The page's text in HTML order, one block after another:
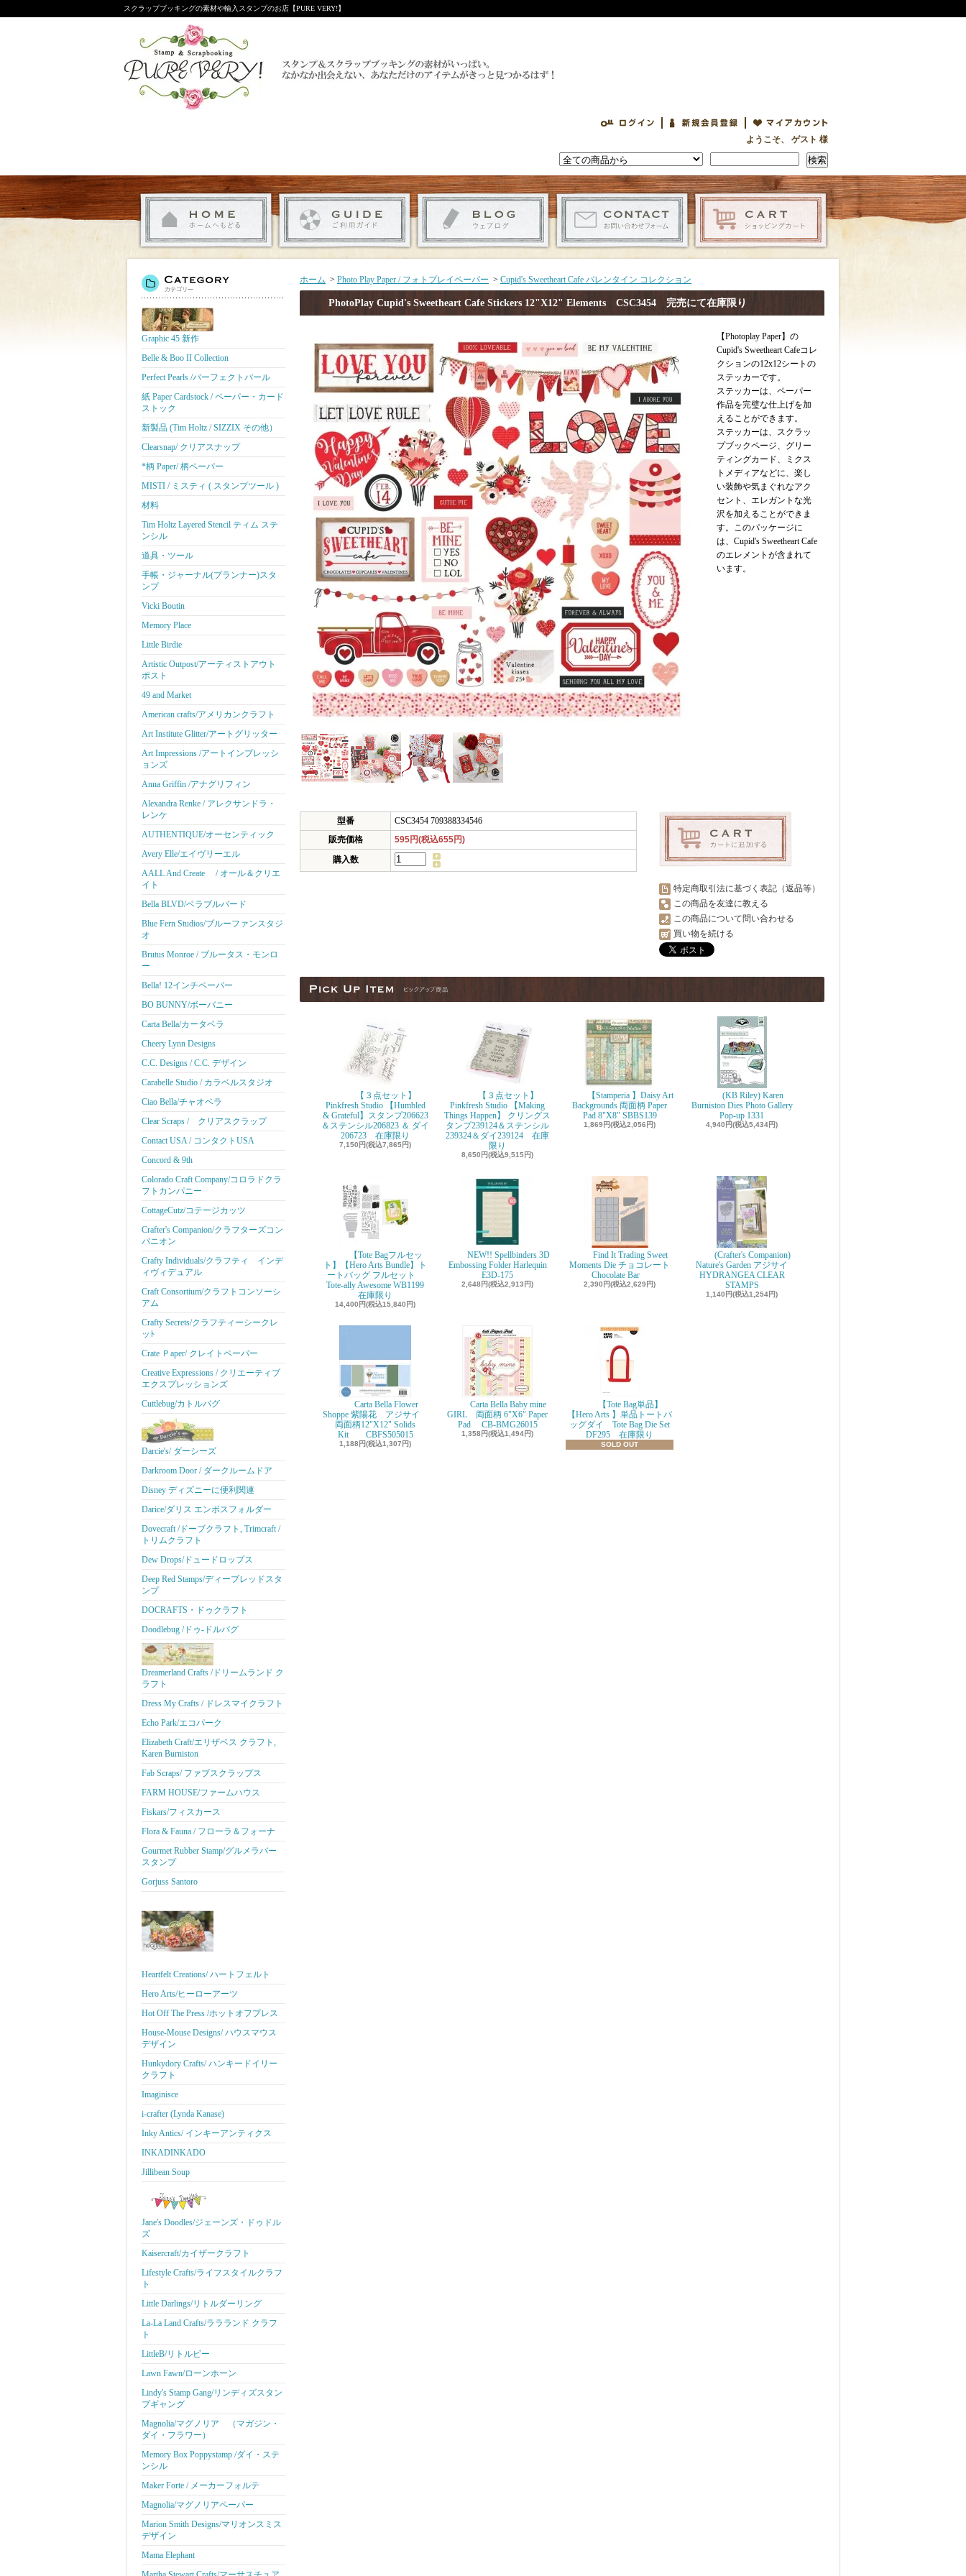
スクラップブッキングの素材や輸入スタンプのお店【PURE VERY!】
ようこそ、 ゲスト 様
検索
Graphic 45 新作
Belle & Boo II Collection
Perfect Pearls /パーフェクトパール
紙 Paper Cardstock / ペーパー・カード
ストック
新製品 (Tim Holtz / SIZZIX その他）
Clearsnap/ クリアスナップ
*柄 Paper/ 柄ペーパー
MISTI / ミスティ ( スタンプツール )
材料
Tim Holtz Layered Stencil ティム ステ
ンシル
道具・ツール
手帳・ジャーナル(プランナー)スタ
ンプ
Vicki Boutin
Memory Place
Little Birdie
Artistic Outpost/アーティストアウト
ポスト
49 and Market
American crafts/アメリカンクラフト
Art Institute Glitter/アートグリッター
Art Impressions /アートインプレッシ
ョンズ
Anna Griffin /アナグリフィン
Alexandra Renke / アレクサンドラ・
レンケ
AUTHENTIQUE/オーセンティック
Avery Elle/エイヴリーエル
AALL And Create / オール＆クリエ
イト
Bella BLVD/ベラブルバード
Blue Fern Studios/ブルーファンスタジ
オ
Brutus Monroe / ブルータス・モンロ
ー
Bella! 12インチペーパー
BO BUNNY/ボーバニー
Carta Bella/カータベラ
Cheery Lynn Designs
C.C. Designs / C.C. デザイン
Carabelle Studio / カラベルスタジオ
Ciao Bella/チャオベラ
Clear Scraps / クリアスクラップ
Contact USA / コンタクトUSA
Concord & 9th
Colorado Craft Company/コロラドクラ
フトカンパニー
CottageCutz/コテージカッツ
Crafter's Companion/クラフターズコン
パニオン
Crafty Individuals/クラフティ インデ
ィヴィデュアル
Craft Consortium/クラフトコンソーシ
アム
Crafty Secrets/クラフティーシークレ
ッﾄ
Crate Ｐaper/ クレイトペーパー
Creative Expressions / クリエーティブ
エクスプレッションズ
Cuttlebug/カトルバグ
Darcie's/ ダーシーズ
Darkroom Door / ダークルームドア
Disney ディズニーに便利関連
Darice/ダリス エンボスフォルダー
Dovecraft /ドーブクラフト, Trimcraft /
トリムクラフト
Dew Drops/ドュードロップス
Deep Red Stamps/ディープレッドスタ
ンプ
DOCRAFTS・ドゥクラフト
Doodlebug /ドゥ-ドルバグ
Dreamerland Crafts /ドリームランド ク
ラフト
Dress My Crafts / ドレスマイクラフト
Echo Park/エコパーク
Elizabeth Craft/エリザベス クラフト,
Karen Burniston
Fab Scraps/ ファブスクラップス
FARM HOUSE/ファームハウス
Fiskars/フィスカース
Flora & Fauna / フローラ＆フォーナ
Gourmet Rubber Stamp/グルメラバー
スタンプ
Gorjuss Santoro
Heartfelt Creations/ ハートフェルト
Hero Arts/ヒーローアーツ
Hot Off The Press /ホットオフプレス
House-Mouse Designs/ ハウスマウス
デザイン
Hunkydory Crafts/ ハンキードイリー
クラフト
Imaginisce
i-crafter (Lynda Kanase)
Inky Antics/ インキーアンティクス
INKADINKADO
Jillibean Soup
Jane's Doodles/ジェーンズ・ドゥドル
ズ
Kaisercraft/カイザークラフト
Lifestyle Crafts/ライフスタイルクラフ
ト
Little Darlings/リトルダーリング
La-La Land Crafts/ララランド クラフ
ト
LittleB/リトルビー
Lawn Fawn/ローンホーン
Lindy's Stamp Gang/リンディズスタン
プギャング
Magnolia/マグノリア （マガジン・
ダイ・フラワー）
Memory Box Poppystamp /ダイ・ステ
ンシル
Maker Forte / メーカーフォルテ
Magnolia/マグノリアペーパー
Marion Smith Designs/マリオンスミス
デザイン
Mama Elephant
ホーム > Photo Play Paper / フォトプレイペーパー > Cupid's Sweetheart Cafe バレンタイン コレクション
PhotoPlay Cupid's Sweetheart Cafe Stickers 12"X12" Elements CSC3454 完売にて在庫限り
【Photoplay Paper】の
Cupid's Sweetheart Cafeコレ
クションの12x12シートの
ステッカーです。
ステッカーは、ペーパー
作品を完璧な仕上げを加
えることができます。
ステッカーは、スクラッ
プブックページ、グリー
ティングカード、ミクス
トメディアなどに、楽し
い装飾や気まぐれなアク
セント、エレガントな光
沢を加えることができま
す。このパッケージに
は、Cupid's Sweetheart Cafe
のエレメントが含まれて
います。
型番
CSC3454 709388334546
販売価格
595円(税込655円)
購入数
特定商取引法に基づく表記（返品等）
この商品を友達に教える
この商品について問い合わせる
買い物を続ける
【３点セット】
Pinkfresh Studio 【Humbled
& Grateful】スタンプ206623
＆ステンシル206823 ＆ ダイ
206723 在庫限り
7,150円(税込7,865円)
【３点セット】
Pinkfresh Studio 【Making
Things Happen】 クリングス
タンプ239124＆ステンシル
239324＆ダイ239124 在庫
限り
8,650円(税込9,515円)
【Stamperia 】Daisy Art
Backgrounds 両面柄 Paper
Pad 8"X8" SBBS139
1,869円(税込2,056円)
(KB Riley) Karen
Burniston Dies Photo Gallery
Pop-up 1331
4,940円(税込5,434円)
【Tote Bagフルセッ
ト】【Hero Arts Bundle】ト
ートバッグ フルセット
Tote-ally Awesome WB1199
在庫限り
14,400円(税込15,840円)
NEW!! Spellbinders 3D
Embossing Folder Harlequin
E3D-175
2,648円(税込2,913円)
Find It Trading Sweet
Moments Die チョコレート
Chocolate Bar
2,390円(税込2,629円)
(Crafter's Companion)
Nature's Garden アジサイ
HYDRANGEA CLEAR
STAMPS
1,140円(税込1,254円)
Carta Bella Flower
Shoppe 紫陽花 アジサイ
両面柄12"X12" Solids
Kit CBFS505015
1,188円(税込1,307円)
Carta Bella Baby mine
GIRL 両面柄 6"X6" Paper
Pad CB-BMG26015
1,358円(税込1,494円)
【Tote Bag単品】
【Hero Arts 】単品トートバ
ッグダイ Tote Bag Die Set
DF295 在庫限り
SOLD OUT